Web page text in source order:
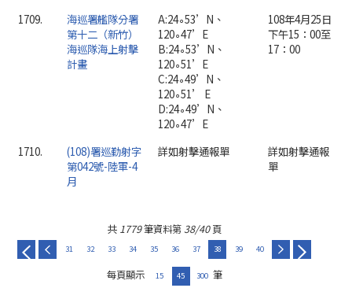
1709.
海巡署艦隊分署
第十二（新竹）
海巡隊海上射擊
計畫
A:24∘53’N、
120∘47’E
B:24∘53’N、
120∘51’E
C:24∘49’N、
120∘51’ E
D:24∘49’N、
120∘47’E
108年4月25日
下午15：00至
17：00
1710.
(108)署巡勤射字
第042號-陸軍-4
月
詳如射擊通報單
詳如射擊通報
單
共 1779筆資料第 38/40頁
31 32 33 34 35 36 37 38 39 40
每頁顯示 15 45 300 筆